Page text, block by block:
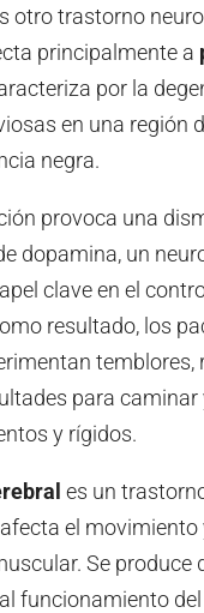
otro trastorno
principalmente a
por la
en una región
negra.
provoca una
dopamina, un
clave en el
resultado, los
temblores,
para caminar
y rígidos.
es un
el movimiento
Se produce
funcionamiento